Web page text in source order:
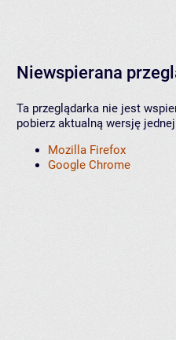
Niewspierana
Ta przeglądarka nie jest
pobierz aktualną wersję
Mozilla Firefox
Google Chrome